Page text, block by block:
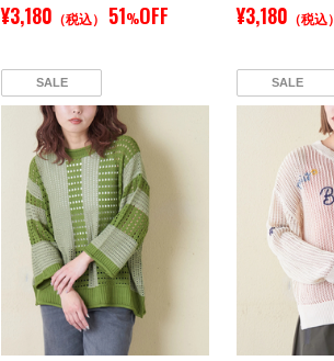
¥3,180 （税込） 51%OFF ¥3,180 （税込）
SALE SALE